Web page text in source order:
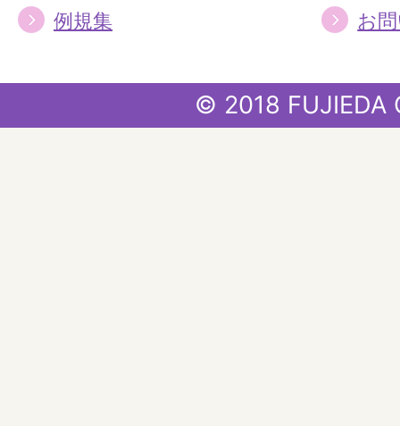
例規集 お
© 2018 FUJIEDA